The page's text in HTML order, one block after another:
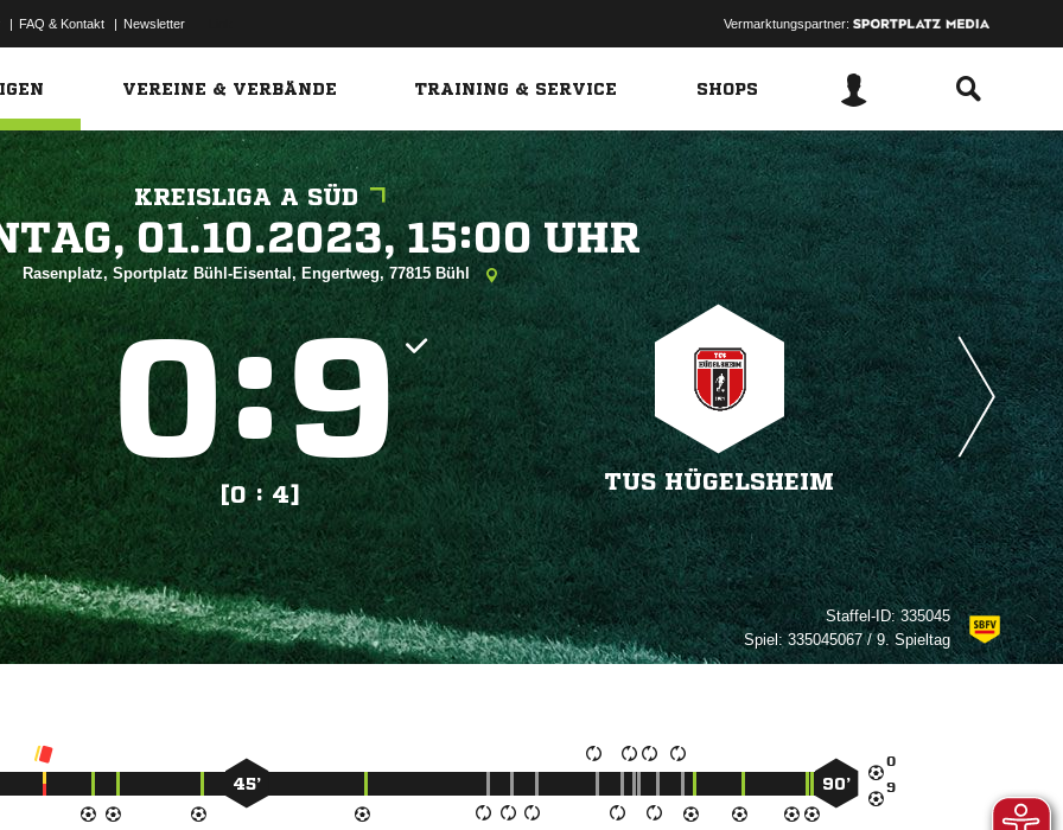
| FAQ & Kontakt | Newsletter Vermarktungspartner:
VEREINE & VERBÄNDE TRAINING & SERVICE SHOPS
KREISLIGA A SÜD
  
Rasenplatz, Sportplatz Bühl-Eisental, Engertweg, 77815 Bühl
:
[0 : 4]
TUS HÜGELSHEIM
Staffel-ID:335045
Spiel:335045067 / 9. Spieltag


45’ 90’